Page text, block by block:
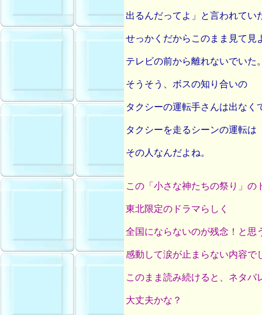
出るんだってよ」と言われてい
せっかくだからこのまま見て見
テレビの前から離れないでいた
そうそう、ボスの知り合いの
タクシーの運転手さんは出なく
タクシーを走るシーンの運転は
その人なんだよね。
この「小さな神たちの祭り」の
東北限定のドラマらしく
全国にならないのが残念！と思
感動して涙が止まらない内容で
このまま読み続けると、ネタバ
大丈夫かな？